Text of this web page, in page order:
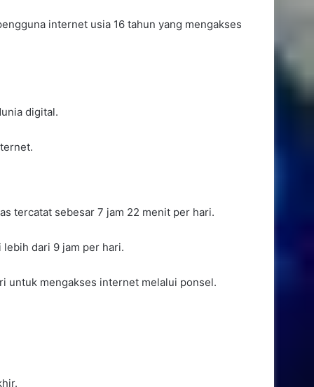
internet usia 16 tahun yang mengakses
digital.
tercatat sebesar 7 jam 22 menit per hari.
dari 9 jam per hari.
untuk mengakses internet melalui ponsel.